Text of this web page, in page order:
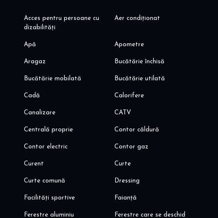
station and Promenada Mall, in a select, dynamic and exclusive
Ideal expat, single person! Ideal short-term rental - minimum
Acces pentru persoane cu
dizabilități
Aer condiționat
Apă Apometre
Aragaz Bucătărie închisă
Bucătărie mobilată Bucătărie utilată
Cadă Calorifere
Canalizare CATV
Centrală proprie Contor căldură
Contor electric Contor gaz
Curent Curte
Curte comună Dressing
Facilități sportive Faianță
Ferestre aluminiu Ferestre care se deschid